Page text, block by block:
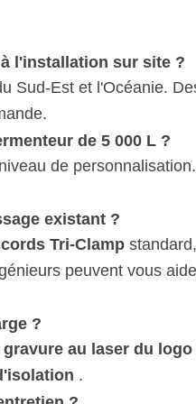
l'installation sur site ?
Sud-Est et l'Océanie.
de 5 000 L ?
de
existant ?
Tri-Clamp
peuvent vous
?
gravure au laser du
.